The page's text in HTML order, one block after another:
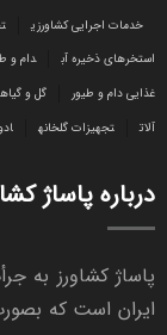
خدمات اجرایی کشاورزی
استخرهای ذخیره آب
دام و
غذایی دام و طیور
گل و
آلات
تجهیزات گلخانه
درباره پاساژ
پاساژ کشاورز به
ایران است که